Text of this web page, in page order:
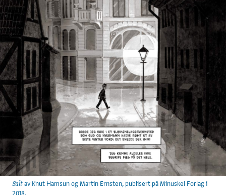
Sult av Knut Hamsun og Martin Ernsten, publisert på Minuskel Forlag i